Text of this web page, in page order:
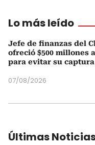
Lo más leído
Jefe de finanzas del
ofreció $500 millones
para evitar su captura
07/08/2026
Últimas